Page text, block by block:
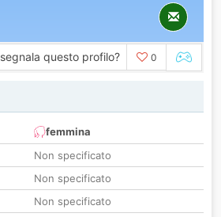
segnala questo profilo? 0
femmina
Non specificato
Non specificato
Non specificato